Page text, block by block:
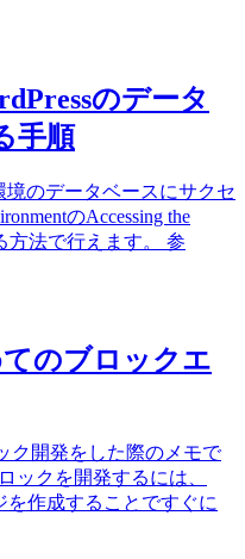
のデータ
手順
のデータベースにサクセ
のAccessing the
方法で行えます。 参
てのブロックエ
ク開発をした際のメモで
ックを開発するには、
を作成することですぐに